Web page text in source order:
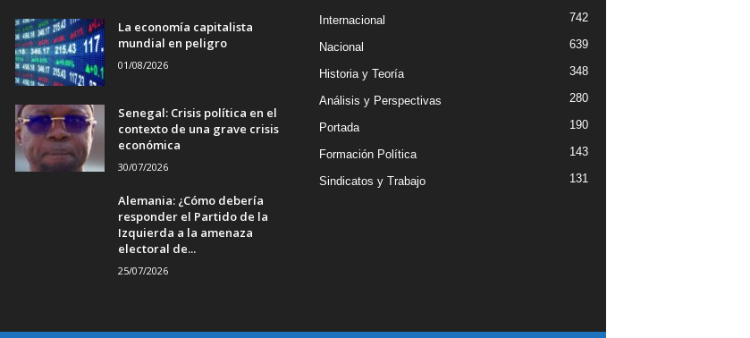
La economía capitalista
mundial en peligro
01/08/2026
Senegal: Crisis política en el
contexto de una grave crisis
económica
30/07/2026
Alemania: ¿Cómo debería
responder el Partido de la
Izquierda a la amenaza
electoral de...
25/07/2026
Internacional 742
Nacional 639
Historia y Teoría 348
Análisis y Perspectivas 280
Portada 190
Formación Política 143
Sindicatos y Trabajo 131